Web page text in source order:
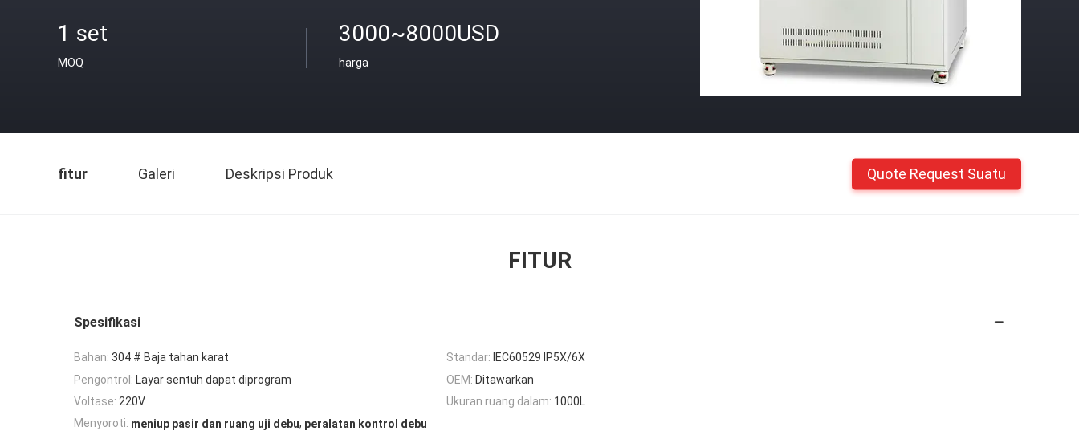
1 set
MOQ
3000~8000USD
harga
fitur Galeri Deskripsi Produk Quote Request Suatu
FITUR
Spesifikasi
Bahan: 304 # Baja tahan karat Standar: IEC60529 IP5X/6X
Pengontrol: Layar sentuh dapat diprogram OEM: Ditawarkan
Voltase: 220V Ukuran ruang dalam: 1000L
Menyoroti: meniup pasir dan ruang uji debu, peralatan kontrol debu